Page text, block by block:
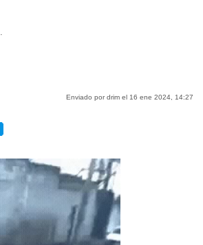
Enviado por drim el 16 ene 2024, 14:27